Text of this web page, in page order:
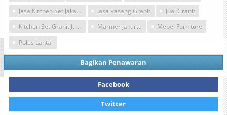
Jasa Kitchen Set Jakarta
Jasa Pasang Granit
Jual Granit
Kitchen Set Granit Jakarta
Marmer Jakarta
Mebel Furniture
Poles Lantai
Bagikan Penawaran
Facebook
Twitter